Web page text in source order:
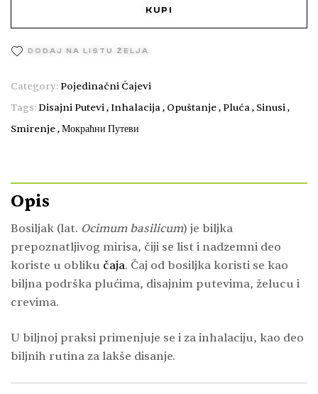
KUPI
DODAJ NA LISTU ŽELJA
Category: Pojedinačni Čajevi
Tags: Disajni Putevi, Inhalacija, Opuštanje, Pluća, Sinusi,
Smirenje,Мокраћни Путеви
Opis
Bosiljak (lat. Ocimum basilicum) je biljka
prepoznatljivog mirisa, čiji se list i nadzemni deo
koriste u obliku čaja. Čaj od bosiljka koristi se kao
biljna podrška plućima, disajnim putevima, želucu i
crevima.
U biljnoj praksi primenjuje se i za inhalaciju, kao deo
biljnih rutina za lakše disanje.